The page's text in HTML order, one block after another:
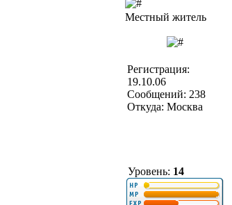
Местный житель
Регистрация:
19.10.06
Сообщений: 238
Откуда: Москва
Уровень: 14